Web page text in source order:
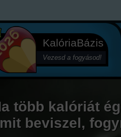
KalóriaBázis
Vezesd a fogyásod!
több kalóriát
beviszel,